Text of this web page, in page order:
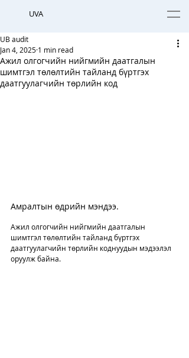
UVA
Ажил олгогчийн нийгмийн даатгалын
шимтгэл төлөлтийн тайланд бүртгэх
даатгуулагчийн төрлийн код
UB audit
Jan 4, 2025 1 min read
Амралтын өдрийн мэндээ.
Ажил олгогчийн нийгмийн даатгалын
шимтгэл төлөлтийн тайланд бүртгэх
даатгуулагчийн төрлийн коднуудын мэдээлэл
оруулж байна.